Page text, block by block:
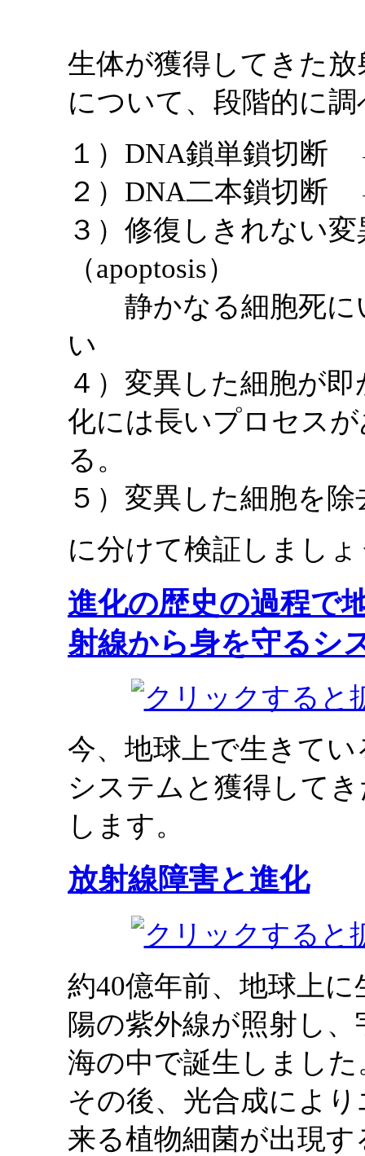
生体が獲得してきた
について、段階的に
１）DNA鎖単鎖切
２）DNA二本鎖切
３）修復しきれな
（apoptosis）
静かなる細胞死に
い
４）変異した細胞が
化には長いプロセス
る。
５）変異した細胞を
に分けて検証しまし
進化の歴史の過程で
射線から身を守るシ
今、地球上で生きて
システムと獲得して
します。
放射線障害と進化
約40億年前、地球上
陽の紫外線が照射し
海の中で誕生しました
その後、光合成によ
来る植物細菌が出現